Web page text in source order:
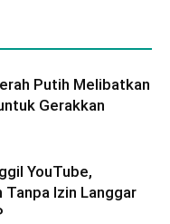
Putih Melibatkan
Gerakkan
YouTube,
Tanpa Izin Langgar